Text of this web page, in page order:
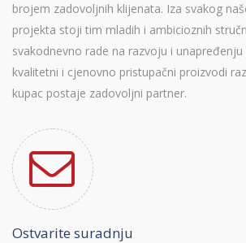
brojem zadovoljnih klijenata. Iza svakog
projekta stoji tim mladih i ambicioznih
svakodnevno rade na razvoju i unapređenju
kvalitetni i cjenovno pristupačni proizvodi
kupac postaje zadovoljni partner.
Ostvarite suradnju